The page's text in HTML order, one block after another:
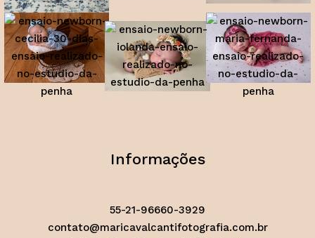
Informações
55-21-96660-3929
contato@maricavalcantifotografia.com.br